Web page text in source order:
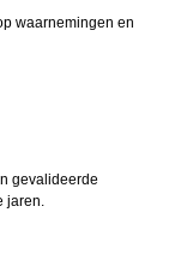
waarnemingen en
gevalideerde
jaren.